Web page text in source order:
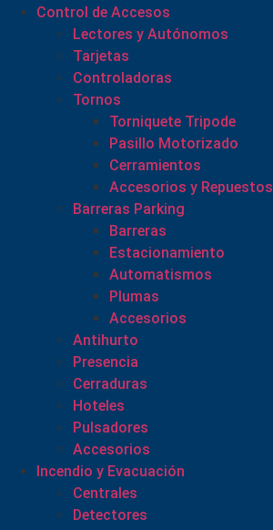
Control de Accesos
Lectores y Autónomos
Tarjetas
Controladoras
Tornos
Torniquete Tripode
Pasillo Motorizado
Cerramientos
Accesorios y Repuestos
Barreras Parking
Barreras
Estacionamiento
Automatismos
Plumas
Accesorios
Antihurto
Presencia
Cerraduras
Hoteles
Pulsadores
Accesorios
Incendio y Evacuación
Centrales
Detectores